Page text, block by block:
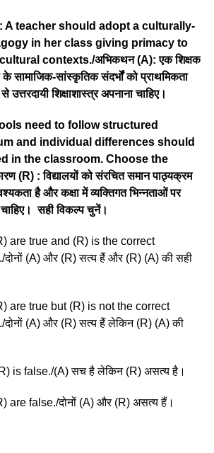
A teacher should adopt a culturally-
in her class giving primacy to
contexts./अभिकथन (A): एक शिक्षक
के सामाजिक-सांस्कृतिक संदर्भों को प्राथमिकता
शिक्षाशास्त्र अपनाना चाहिए।
need to follow structured
and individual differences should
in the classroom. Choose the
(R) : विद्यालयों को संरचित समान पाठ्यक्रम
है और कक्षा में व्यक्तिगत भिन्नताओं पर
चाहिए। सही विकल्प चुनें।
are true and (R) is the correct
(A) और (R) सत्य हैं और (R) (A) की सही
are true but (R) is not the correct
(A) और (R) सत्य हैं लेकिन (R) (A) की
is false./(A) सच है लेकिन (R) असत्य है।
are false./दोनों (A) और (R) असत्य हैं।